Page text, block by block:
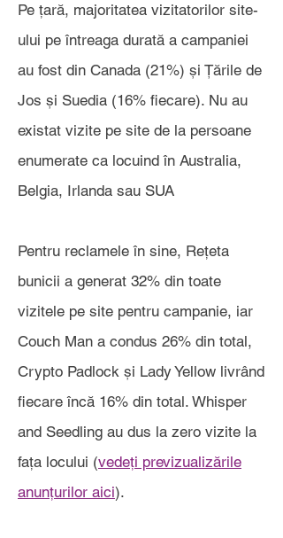
Pe țară, majoritatea vizitatorilor site-
ului pe întreaga durată a campaniei
au fost din Canada (21%) și Țările de
Jos și Suedia (16% fiecare). Nu au
existat vizite pe site de la persoane
enumerate ca locuind în Australia,
Belgia, Irlanda sau SUA
Pentru reclamele în sine, Rețeta
bunicii a generat 32% din toate
vizitele pe site pentru campanie, iar
Couch Man a condus 26% din total,
Crypto Padlock și Lady Yellow livrând
fiecare încă 16% din total. Whisper
and Seedling au dus la zero vizite la
fața locului (vedeți previzualizările
anunțurilor aici).